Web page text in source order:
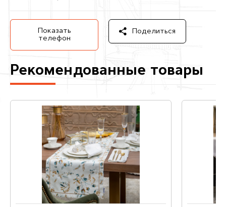
Показать
телефон
Поделиться
Рекомендованные товары